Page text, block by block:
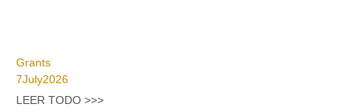
Grants
7July2026
LEER TODO >>>